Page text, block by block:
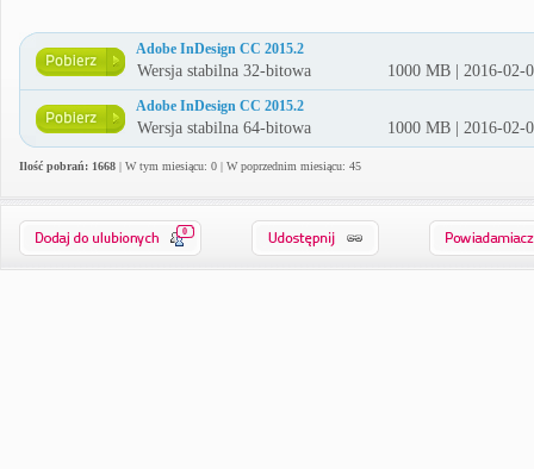
Adobe InDesign CC 2015.2
Wersja stabilna 32-bitowa 1000 MB | 2016-02-
Adobe InDesign CC 2015.2
Wersja stabilna 64-bitowa 1000 MB | 2016-02-
Ilość pobrań: 1668 | W tym miesiącu: 0 | W poprzednim miesiącu: 45
0